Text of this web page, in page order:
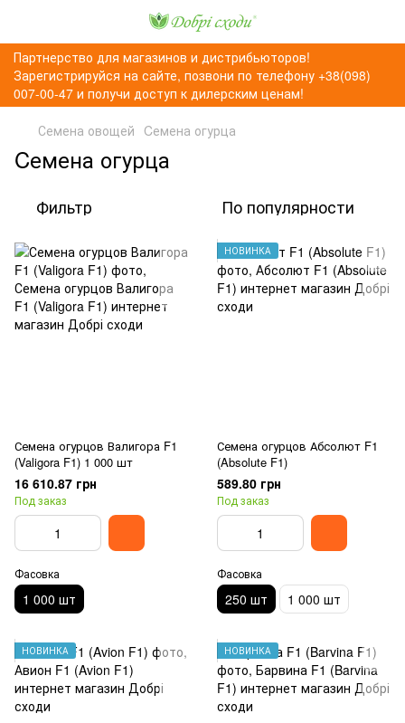
Партнерство для магазинов и дистрибьюторов!
Зарегистрируйся на сайте, позвони по телефону +38(098)
007-00-47 и получи доступ к дилерским ценам!
Семена овощей Cемена огурца
Cемена огурца
Фильтр По популярности
Семена огурцов Валигора F1
(Valigora F1) 1 000 шт
16 610.87 грн
Под заказ
Фасовка
1 000 шт
НОВИНКА
Семена огурцов Абсолют F1
(Absolute F1)
589.80 грн
Под заказ
Фасовка
250 шт 1 000 шт
НОВИНКА НОВИНКА